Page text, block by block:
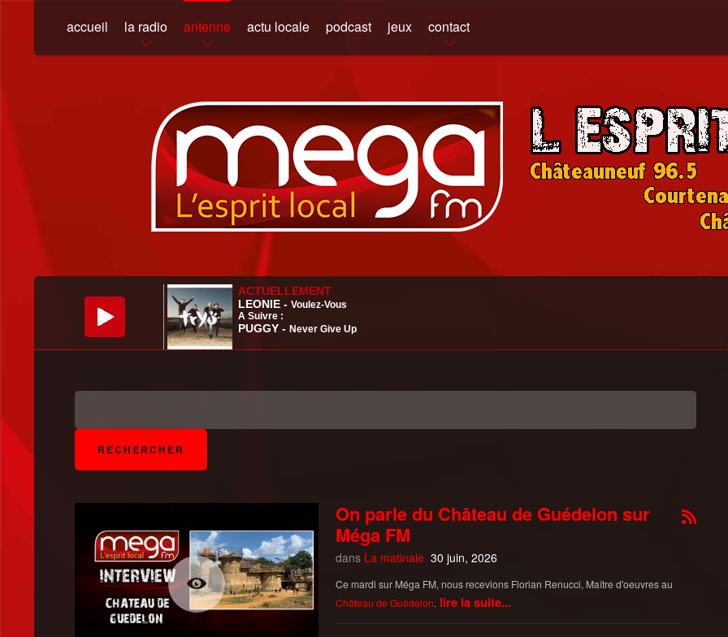
accueil la radio antenne actu locale podcast jeux contact
On parle du Château de Guédelon sur
Méga FM
dans La matinale 30 juin, 2026
Ce mardi sur Méga FM, nous recevions Florian Renucci, Maître d'oeuvres au
Château de Guédelon. lire la suite...